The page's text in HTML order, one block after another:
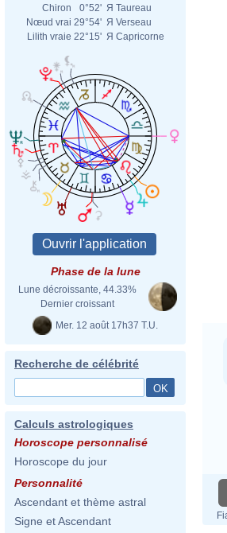
Chiron
0°52' Я Taureau
Nœud vrai 29°54' Я Verseau
Lilith vraie 22°15' Я Capricorne
Phase de la lune
Lune décroissante, 44.33%
Dernier croissant
Mer. 12 août 17h37 T.U.
Recherche de célébrité
Calculs astrologiques
Horoscope personnalisé
Horoscope du jour
Personnalité
Ascendant et thème astral
Signe et Ascendant